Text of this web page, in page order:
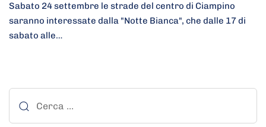
Sabato 24 settembre le strade del centro di Ciampino
saranno interessate dalla "Notte Bianca", che dalle 17 di
sabato alle…